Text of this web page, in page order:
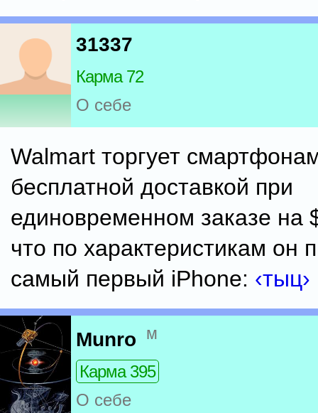
31337
Карма 72
О себе
Walmart торгует
бесплатной доставкой при
единовременном заказе на
что по характеристикам он
самый первый iPhone: ‹тыц›
Munro м
Карма 395
О себе